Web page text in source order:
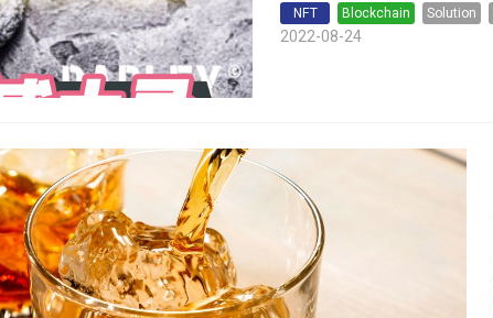
2022-08-24
NFT Blockchain Solution